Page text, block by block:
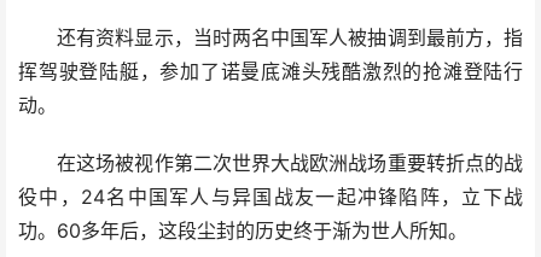
还有资料显示，当时两名中国军人被抽调到最前方，指
挥驾驶登陆艇，参加了诺曼底滩头残酷激烈的抢滩登陆行
动。
在这场被视作第二次世界大战欧洲战场重要转折点的战
役中，24名中国军人与异国战友一起冲锋陷阵，立下战
功。60多年后，这段尘封的历史终于渐为世人所知。